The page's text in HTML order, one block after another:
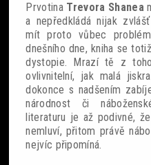
Prvotina Trevora Shanea
a nepředkládá nijak
mít proto vůbec
dnešního dne, kniha se
dystopie. Mrazí tě z
ovlivnitelní, jak malá
dokonce s nadšením
národnost či
literaturu je až podivné,
nemluví, přitom právě
nejvíc připomíná.